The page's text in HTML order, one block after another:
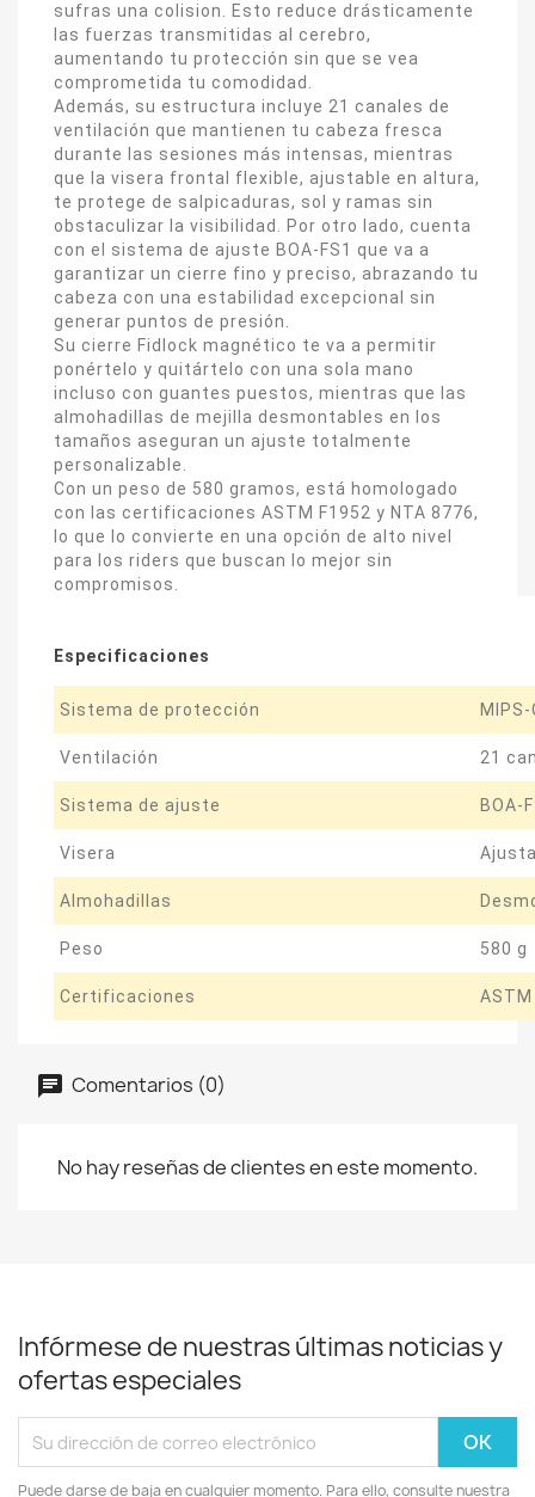
sufras una colision. Esto reduce drásticamente
las fuerzas transmitidas al cerebro,
aumentando tu protección sin que se vea
comprometida tu comodidad.
Además, su estructura incluye 21 canales de
ventilación que mantienen tu cabeza fresca
durante las sesiones más intensas, mientras
que la visera frontal flexible, ajustable en altura,
te protege de salpicaduras, sol y ramas sin
obstaculizar la visibilidad. Por otro lado, cuenta
con el sistema de ajuste BOA-FS1 que va a
garantizar un cierre fino y preciso, abrazando tu
cabeza con una estabilidad excepcional sin
generar puntos de presión.
Su cierre Fidlock magnético te va a permitir
ponértelo y quitártelo con una sola mano
incluso con guantes puestos, mientras que las
almohadillas de mejilla desmontables en los
tamaños aseguran un ajuste totalmente
personalizable.
Con un peso de 580 gramos, está homologado
con las certificaciones ASTM F1952 y NTA 8776,
lo que lo convierte en una opción de alto nivel
para los riders que buscan lo mejor sin
compromisos.
Especificaciones
Sistema de protección
Ventilación 21
Sistema de ajuste BOA-
Visera
Almohadillas
Peso 580 g
Certificaciones
Comentarios (0)
No hay reseñas de clientes en este momento.
Infórmese de nuestras últimas noticias y
ofertas especiales
Puede darse de baja en cualquier momento. Para ello, consulte nuestra